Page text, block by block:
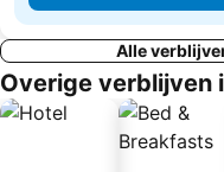
Alle
Overige verblijven